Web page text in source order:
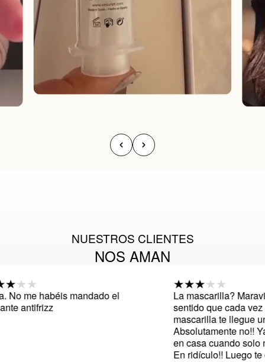
NUESTROS CLIENTES
NOS AMAN
me habéis mandado el
antifrizz
La mascarilla?
sentido que cada vez
mascarilla te llegue una
Absolutamente no!! Ya
en casa cuando solo
En ridículo!! Luego te